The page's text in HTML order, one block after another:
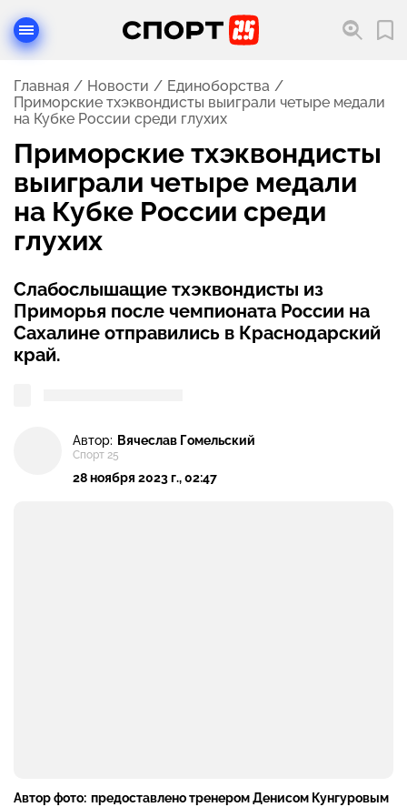
Главная Новости
Единоборства
Приморские тхэквондисты выиграли четыре медали
на Кубке России среди глухих
Приморские тхэквондисты
выиграли четыре медали
на Кубке России среди
глухих
Слабослышащие тхэквондисты из
Приморья после чемпионата России на
Сахалине отправились в Краснодарский
край.
Автор: Вячеслав Гомельский
Спорт 25
28 ноября 2023 г., 02:47
Автор фото: предоставлено тренером Денисом Кунгуровым